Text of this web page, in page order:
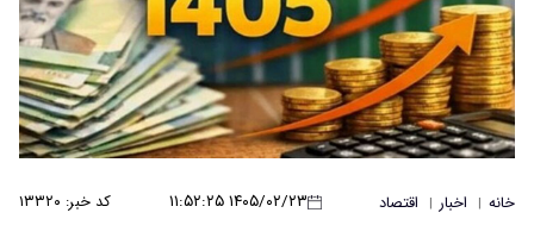
خانه | اخبار | اقتصاد ۱۴۰۵/۰۲/۲۳ ۱۱:۵۲:۲۵ کد خبر: ۱۳۳۲۰